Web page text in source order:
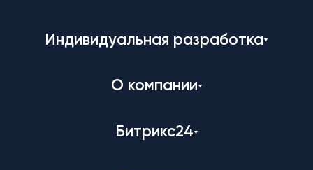
Индивидуальная разработка
О компании
Битрикс24